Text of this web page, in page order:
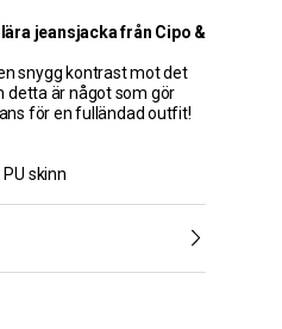
jeansjacka från Cipo &
snygg kontrast mot det
detta är något som gör
för en fulländad outfit!
skinn